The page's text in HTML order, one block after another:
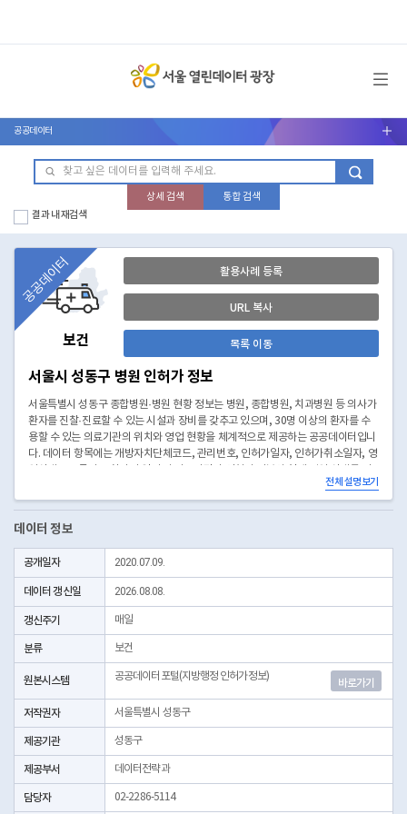
메뉴 열기
공공데이터 서브메뉴 열기
상세 검색
통합 검색
결과 내 재검색
보건
공공데이터 활용사례 등록
URL 복사
목록 이동
서울시 성동구 병원 인허가 정보
서울특별시 성동구 종합병원·병원 현황 정보는 병원, 종합병원, 치과병원 등 의사가
환자를 진찰·진료할 수 있는 시설과 장비를 갖추고 있으며, 30명 이상의 환자를 수
용할 수 있는 의료기관의 위치와 영업 현황을 체계적으로 제공하는 공공데이터입니
다. 데이터 항목에는 개방자치단체코드, 관리번호, 인허가일자, 인허가취소일자, 영
확히 확인할 수 있습니다. 이를 통해 주민과 환자는 안전하고 신뢰할 수 있는 의료기
관을 선택하여 필요한 진료 서비스를 받을 수 있으며, 의료기관 선택 시 참고 자료로
모니터링 등 행정 업무 수행에 활용할 수 있으며, 필요 시 인허가 갱신 또는 취소 조
치를 체계적으로 관리할 수 있습니다. 연구기관과 정책 담당자는 의료기관 분포, 영
업 상태, 수용 능력, 의료 서비스 제공 현황 등을 분석하여 보건 정책 개선, 의료 서비
스 향상, 지역 맞춤형 건강 지원 계획 수립 등에 활용할 수 있습니다. 본 데이터는 성
보호와 의료 서비스 신뢰 증진을 위한 핵심 자료로 활용될 수 있습니다.
* 좌표안내 : 중부원점TM(EPSG:5174) 좌표계에 따른 해당위치의 좌표정보이며 위
경도 좌표는 제공하고 있지 않음
* 본 데이터는 3일전 자료를 제공합니다.
전체 설명보기
데이터 정보
공개일자 2020.07.09.
데이터 갱신일 2026.08.08.
갱신주기 매일
분류 보건
원본시스템 공공데이터포털(지방행정 인허가정보)
바로가기
저작권자 서울특별시 성동구
제공기관 성동구
제공부서 데이터전략과
담당자 02-2286-5114